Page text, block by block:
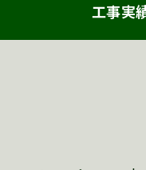
工事実